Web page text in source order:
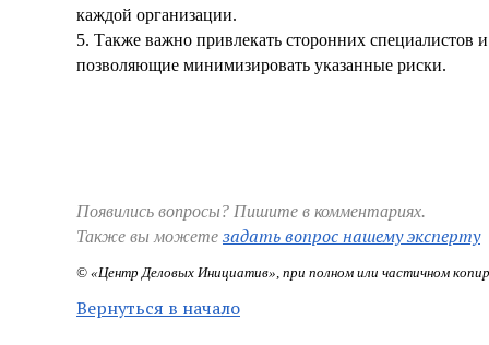
каждой организации.
5. Также важно привлекать сторонних
позволяющие минимизировать указанные риски.
Появились вопросы? Пишите в комментариях.
Также вы можете задать вопрос нашему эксперту
© «Центр Деловых Инициатив», при полном или частичном
Вернуться в начало